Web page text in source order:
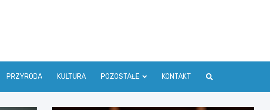
PRZYRODA KULTURA POZOSTAŁE KONTAKT